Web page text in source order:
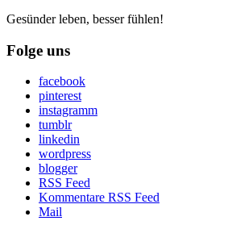
Gesünder leben, besser fühlen!
Folge uns
facebook
pinterest
instagramm
tumblr
linkedin
wordpress
blogger
RSS Feed
Kommentare RSS Feed
Mail